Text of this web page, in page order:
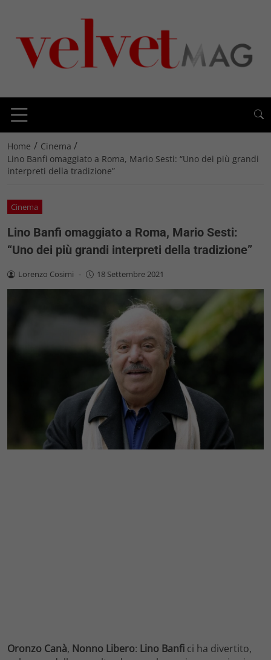
Home / Cinema /
Lino Banfi omaggiato a Roma, Mario Sesti: “Uno dei più grandi
interpreti della tradizione”
Cinema
Lino Banfi omaggiato a Roma, Mario Sesti:
“Uno dei più grandi interpreti della tradizione”
Lorenzo Cosimi - 18 Settembre 2021
Oronzo Canà, Nonno Libero: Lino Banfi ci ha divertito,